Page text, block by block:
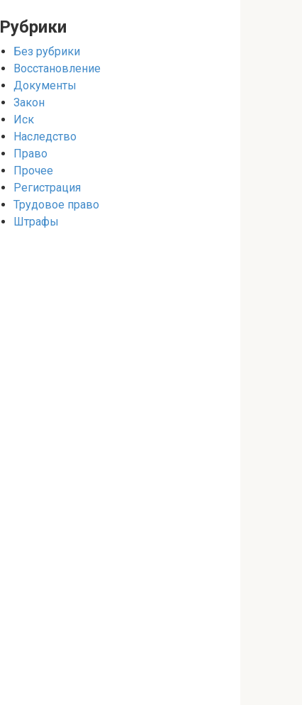
Рубрики
Без рубрики
Восстановление
Документы
Закон
Иск
Наследство
Право
Прочее
Регистрация
Трудовое право
Штрафы